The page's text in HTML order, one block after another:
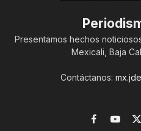
Presentamos hechos
Mexicali, Baja
Contáctanos:
FacebookX